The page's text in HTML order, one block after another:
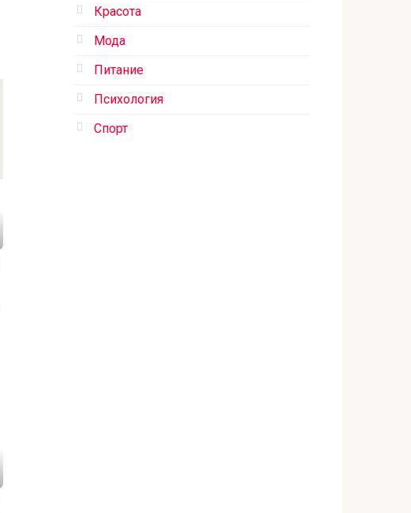
Красота
Мода
Питание
Психология
Спорт